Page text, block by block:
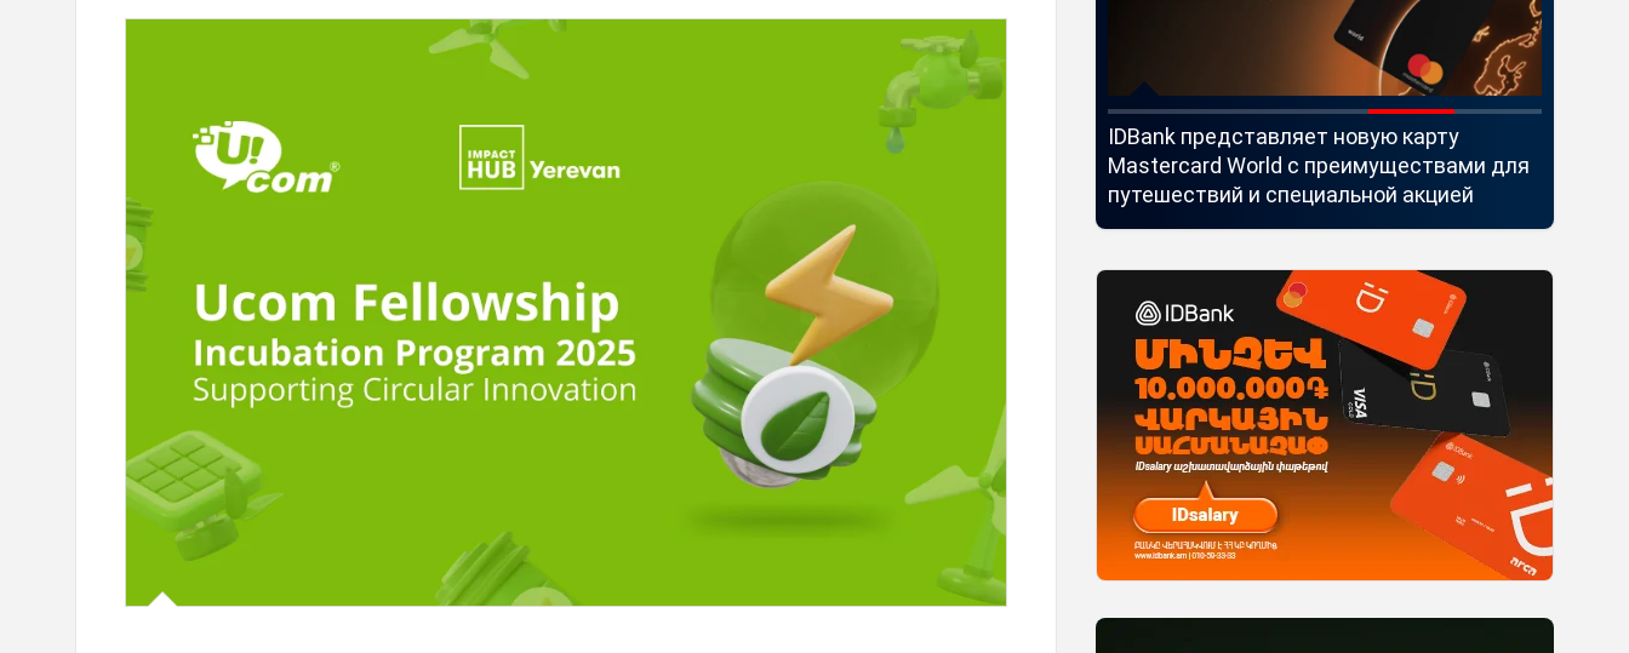
данные карты»:
о мошенничестве
При поддержке Ucom представлена
образовательная игра «Запоминай
животных»
Moody’s изменило прогноз по рейтингам
IDBank представляет новую карту
Mastercard World с преимуществами для
путешествий и специальной акцией